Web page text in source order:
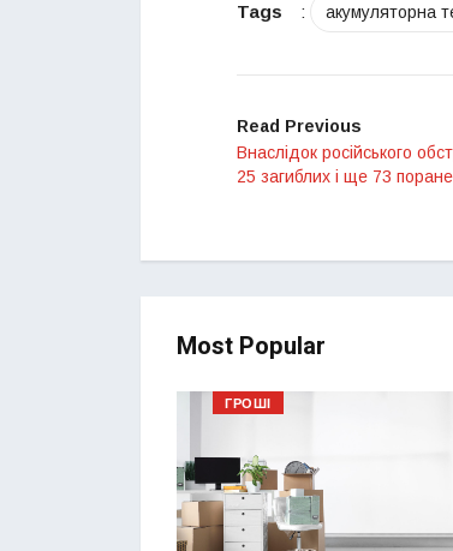
Tags : акумуляторна
Read Previous
Внаслідок російського
25 загиблих і ще 73
Most Popular
ГРОШІ